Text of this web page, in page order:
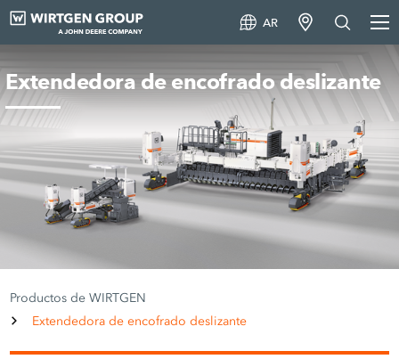
AR
Extendedora de encofrado deslizante
Productos de WIRTGEN
Extendedora de encofrado deslizante